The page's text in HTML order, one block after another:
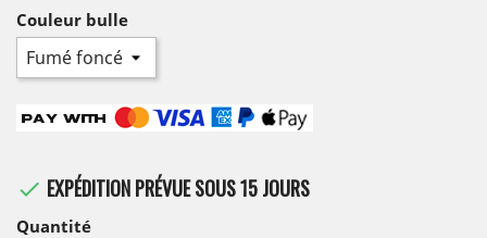
Couleur bulle
 EXPÉDITION PRÉVUE SOUS 15 JOURS
Quantité